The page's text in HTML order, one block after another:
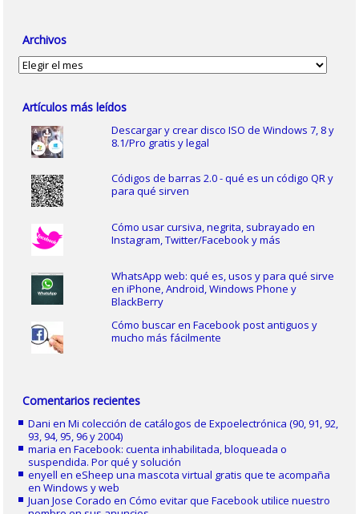
Archivos
Archivos
Artículos más leídos
Descargar y crear disco ISO de Windows 7, 8 y
8.1/Pro gratis y legal
Códigos de barras 2.0 - qué es un código QR y
para qué sirven
Cómo usar cursiva, negrita, subrayado en
Instagram, Twitter/Facebook y más
WhatsApp web: qué es, usos y para qué sirve
en iPhone, Android, Windows Phone y
BlackBerry
Cómo buscar en Facebook post antiguos y
mucho más fácilmente
Comentarios recientes
Dani enMi colección de catálogos de Expoelectrónica (90, 91, 92,
93, 94, 95, 96 y 2004)
maria enFacebook: cuenta inhabilitada, bloqueada o
suspendida. Por qué y solución
enyell eneSheep una mascota virtual gratis que te acompaña
en Windows y web
Juan Jose Corado enCómo evitar que Facebook utilice nuestro